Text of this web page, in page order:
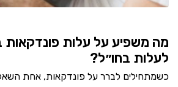
מה משפיע על עלות פונדקאות
לעלות בחו״ל?
כשמתחילים לברר על פונדקאות, אחת